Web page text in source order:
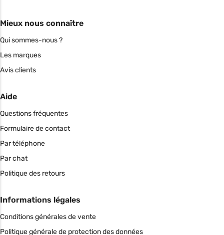
Mieux nous connaître
Qui sommes-nous ?
Les marques
Avis clients
Aide
Questions fréquentes
Formulaire de contact
Par téléphone
Par chat
Politique des retours
Informations légales
Conditions générales de vente
Politique générale de protection des données